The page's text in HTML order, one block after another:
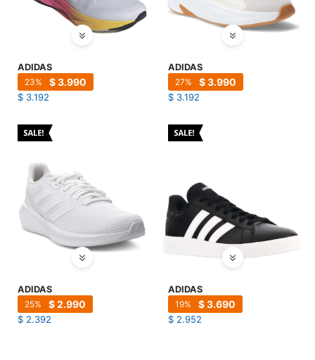
ADIDAS
$3.990
23
$ 3.192
ADIDAS
$3.990
27
$ 3.192
ADIDAS
$2.990
25
$ 2.392
ADIDAS
$3.690
19
$ 2.952